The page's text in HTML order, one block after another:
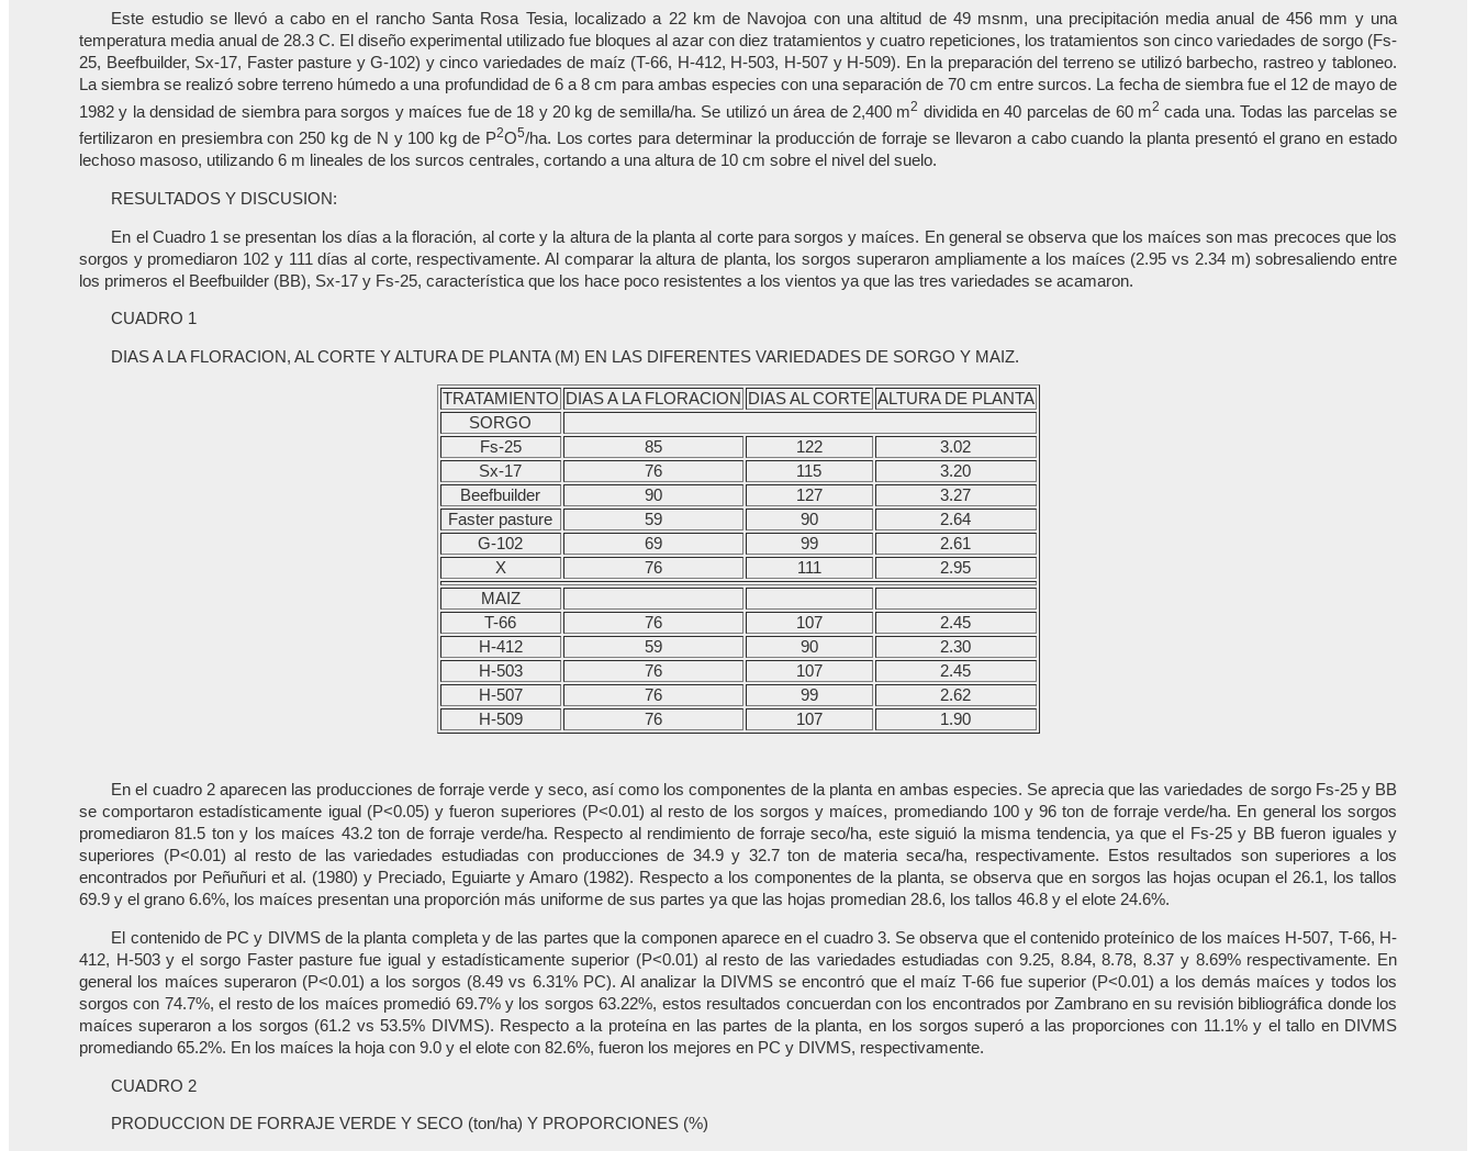
Este estudio se llevó a cabo en el rancho Santa Rosa Tesia, localizado a 22 km de Navojoa con una altitud de 49 msnm, una precipitación media anual de 456 mm y una
temperatura media anual de 28.3 C. El diseño experimental utilizado fue bloques al azar con diez tratamientos y cuatro repeticiones, los tratamientos son cinco variedades de sorgo (Fs-
25, Beefbuilder, Sx-17, Faster pasture y G-102) y cinco variedades de maíz (T-66, H-412, H-503, H-507 y H-509). En la preparación del terreno se utilizó barbecho, rastreo y tabloneo.
La siembra se realizó sobre terreno húmedo a una profundidad de 6 a 8 cm para ambas especies con una separación de 70 cm entre surcos. La fecha de siembra fue el 12 de mayo de
1982 y la densidad de siembra para sorgos y maíces fue de 18 y 20 kg de semilla/ha. Se utilizó un área de 2,400 m2 dividida en 40 parcelas de 60 m2 cada una. Todas las parcelas se
fertilizaron en presiembra con 250 kg de N y 100 kg de P2O5/ha. Los cortes para determinar la producción de forraje se llevaron a cabo cuando la planta presentó el grano en estado
lechoso masoso, utilizando 6 m lineales de los surcos centrales, cortando a una altura de 10 cm sobre el nivel del suelo.
RESULTADOS Y DISCUSION:
En el Cuadro 1 se presentan los días a la floración, al corte y la altura de la planta al corte para sorgos y maíces. En general se observa que los maíces son mas precoces que los
sorgos y promediaron 102 y 111 días al corte, respectivamente. Al comparar la altura de planta, los sorgos superaron ampliamente a los maíces (2.95 vs 2.34 m) sobresaliendo entre
los primeros el Beefbuilder (BB), Sx-17 y Fs-25, característica que los hace poco resistentes a los vientos ya que las tres variedades se acamaron.
CUADRO 1
DIAS A LA FLORACION, AL CORTE Y ALTURA DE PLANTA (M) EN LAS DIFERENTES VARIEDADES DE SORGO Y MAIZ.
TRATAMIENTO DIAS A LA FLORACION DIAS AL CORTE ALTURA DE PLANTA
SORGO
Fs-25
85 122
3.02
Sx-17
76 115
3.20
Beefbuilder
90 127
3.27
Faster pasture
59 90
2.64
G-102
69 99
2.61
X
76 111
2.95
MAIZ
T-66
76 107
2.45
H-412
59 90
2.30
H-503
76 107
2.45
H-507
76 99
2.62
H-509
76 107 1.90
En el cuadro 2 aparecen las producciones de forraje verde y seco, así como los componentes de la planta en ambas especies. Se aprecia que las variedades de sorgo Fs-25 y BB
se comportaron estadísticamente igual (P<0.05) y fueron superiores (P<0.01) al resto de los sorgos y maíces, promediando 100 y 96 ton de forraje verde/ha. En general los sorgos
promediaron 81.5 ton y los maíces 43.2 ton de forraje verde/ha. Respecto al rendimiento de forraje seco/ha, este siguió la misma tendencia, ya que el Fs-25 y BB fueron iguales y
superiores (P<0.01) al resto de las variedades estudiadas con producciones de 34.9 y 32.7 ton de materia seca/ha, respectivamente. Estos resultados son superiores a los
encontrados por Peñuñuri et al. (1980) y Preciado, Eguiarte y Amaro (1982). Respecto a los componentes de la planta, se observa que en sorgos las hojas ocupan el 26.1, los tallos
69.9 y el grano 6.6%, los maíces presentan una proporción más uniforme de sus partes ya que las hojas promedian 28.6, los tallos 46.8 y el elote 24.6%.
El contenido de PC y DIVMS de la planta completa y de las partes que la componen aparece en el cuadro 3. Se observa que el contenido proteínico de los maíces H-507, T-66, H-
412, H-503 y el sorgo Faster pasture fue igual y estadísticamente superior (P<0.01) al resto de las variedades estudiadas con 9.25, 8.84, 8.78, 8.37 y 8.69% respectivamente. En
general los maíces superaron (P<0.01) a los sorgos (8.49 vs 6.31% PC). Al analizar la DIVMS se encontró que el maíz T-66 fue superior (P<0.01) a los demás maíces y todos los
sorgos con 74.7%, el resto de los maíces promedió 69.7% y los sorgos 63.22%, estos resultados concuerdan con los encontrados por Zambrano en su revisión bibliográfica donde los
maíces superaron a los sorgos (61.2 vs 53.5% DIVMS). Respecto a la proteína en las partes de la planta, en los sorgos superó a las proporciones con 11.1% y el tallo en DIVMS
promediando 65.2%. En los maíces la hoja con 9.0 y el elote con 82.6%, fueron los mejores en PC y DIVMS, respectivamente.
CUADRO 2
PRODUCCION DE FORRAJE VERDE Y SECO (ton/ha) Y PROPORCIONES (%)